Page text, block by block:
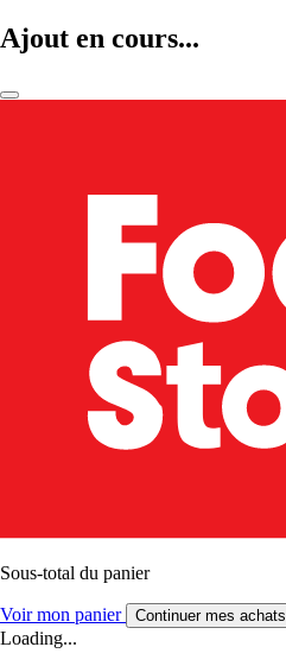
Ajout en cours...
Sous-total du panier
Voir mon panier Continuer mes achats
Loading...